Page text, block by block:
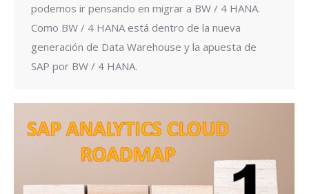
podemos ir pensando en migrar a BW / 4 HANA.
Como BW / 4 HANA está dentro de la nueva
generación de Data Warehouse y la apuesta de
SAP por BW / 4 HANA.